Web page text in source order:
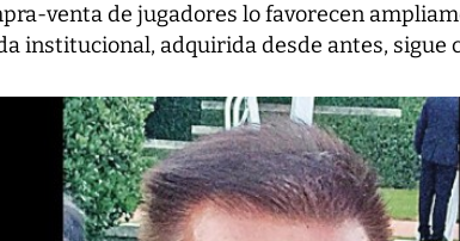
venta de jugadores lo favorecen
institucional, adquirida desde antes, sigue